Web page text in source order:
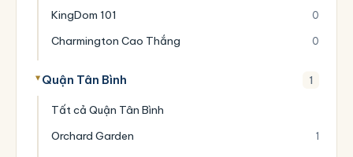
KingDom 101 0
Charmington Cao Thắng 0
Quận Tân Bình 1
Tất cả Quận Tân Bình
Orchard Garden
1